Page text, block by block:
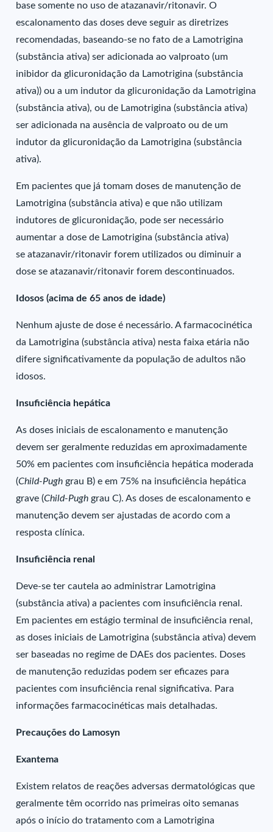
base somente no uso de atazanavir/ritonavir. O
escalonamento das doses deve seguir as diretrizes
recomendadas, baseando-se no fato de a Lamotrigina
(substância ativa) ser adicionada ao valproato (um
inibidor da glicuronidação da Lamotrigina (substância
ativa)) ou a um indutor da glicuronidação da Lamotrigina
(substância ativa), ou de Lamotrigina (substância ativa)
ser adicionada na ausência de valproato ou de um
indutor da glicuronidação da Lamotrigina (substância
ativa).
Em pacientes que já tomam doses de manutenção de
Lamotrigina (substância ativa) e que não utilizam
indutores de glicuronidação, pode ser necessário
aumentar a dose de Lamotrigina (substância ativa)
se atazanavir/ritonavir forem utilizados ou diminuir a
dose se atazanavir/ritonavir forem descontinuados.
Idosos (acima de 65 anos de idade)
Nenhum ajuste de dose é necessário. A farmacocinética
da Lamotrigina (substância ativa) nesta faixa etária não
difere significativamente da população de adultos não
idosos.
Insuficiência hepática
As doses iniciais de escalonamento e manutenção
devem ser geralmente reduzidas em aproximadamente
50% em pacientes com insuficiência hepática moderada
(Child-Pugh grau B) e em 75% na insuficiência hepática
grave (Child-Pugh grau C). As doses de escalonamento e
manutenção devem ser ajustadas de acordo com a
resposta clínica.
Insuficiência renal
Deve-se ter cautela ao administrar Lamotrigina
(substância ativa) a pacientes com insuficiência renal.
Em pacientes em estágio terminal de insuficiência renal,
as doses iniciais de Lamotrigina (substância ativa) devem
ser baseadas no regime de DAEs dos pacientes. Doses
de manutenção reduzidas podem ser eficazes para
pacientes com insuficiência renal significativa. Para
informações farmacocinéticas mais detalhadas.
Precauções do Lamosyn
Exantema
Existem relatos de reações adversas dermatológicas que
geralmente têm ocorrido nas primeiras oito semanas
após o início do tratamento com a Lamotrigina